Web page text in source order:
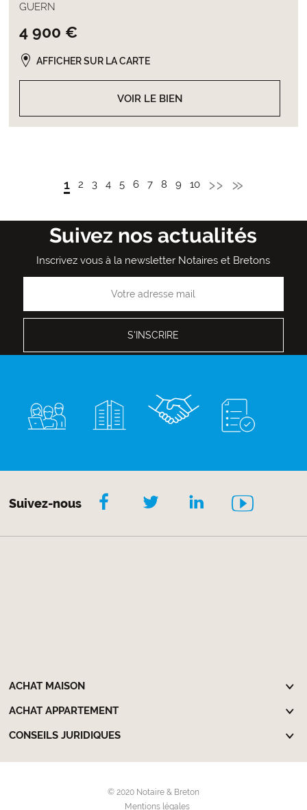
GUERN
4 900 €
VOIR LE BIEN
AFFICHER SUR LA CARTE
Page
1
Page
2
Page
3
Page
4
Page
5
Page
6
Page
7
Page
8
Page
9
Page
10
Page
›› »
Suivez nos actualités
Inscrivez vous à la newsletter Notaires et Bretons
Suivez-nous
ACHAT MAISON
ACHAT APPARTEMENT
CONSEILS JURIDIQUES
© 2020 Notaire & Breton
Mentions légales